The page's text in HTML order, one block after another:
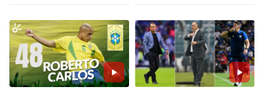
LEAGUES CUP
UEFA CONFERENCE LEAGUE
MLS
COPA LIBERTADORES
RAIDERS
CHARGERS
CAVALIERS
PISTONS